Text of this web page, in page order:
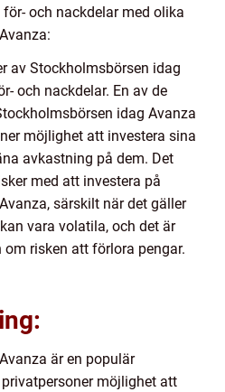
och nackdelar med olika
av Stockholmsbörsen idag
och nackdelar. En av de
idag Avanza
möjlighet att investera sina
avkastning på dem. Det
med att investera på
särskilt när det gäller
vara volatila, och det är
risken att förlora pengar.
är en populär
möjlighet att